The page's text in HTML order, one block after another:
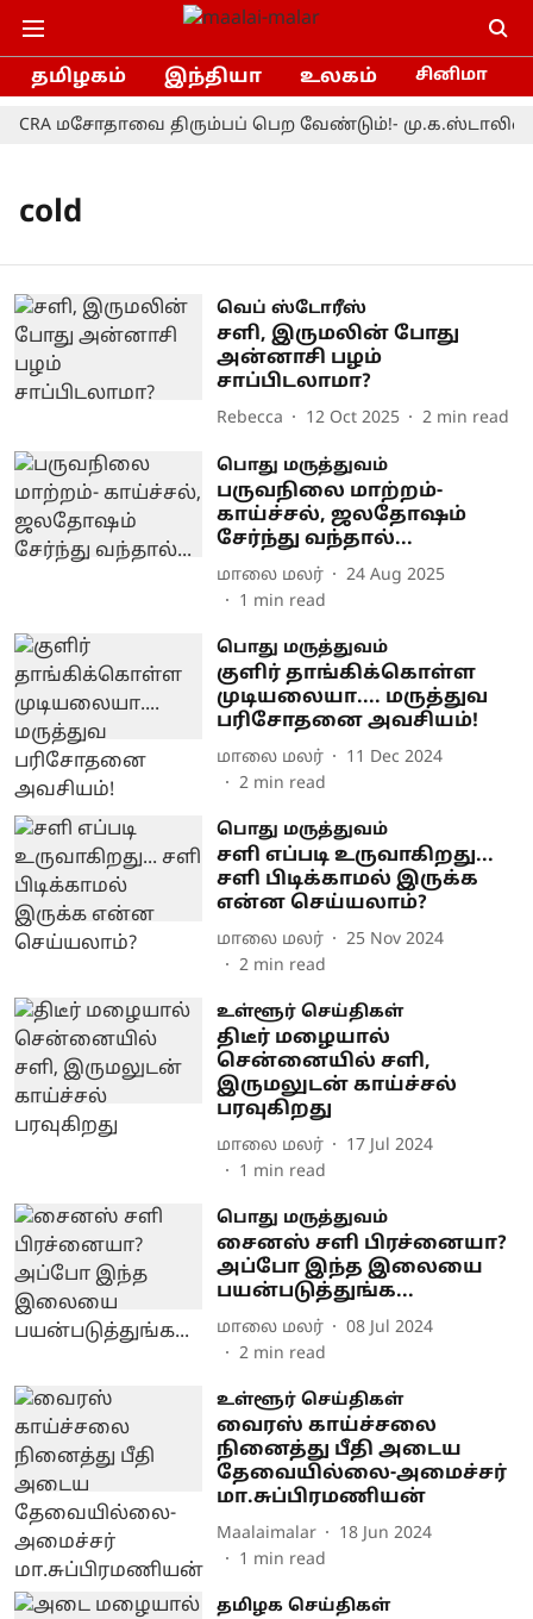
தமிழகம் இந்தியா உலகம் சினிமா
மசோதாவை திரும்பப் பெற வேண்டும்!- மு.க.ஸ்டாலின்
cold
வெப் ஸ்டோரீஸ்
சளி, இருமலின் போது
அன்னாசி பழம்
சாப்பிடலாமா?
Rebecca 12 Oct 2025 2 min read
பொது மருத்துவம்
பருவநிலை மாற்றம்-
காய்ச்சல், ஜலதோஷம்
சேர்ந்து வந்தால்...
மாலை மலர்
24 Aug 2025
1 min read
பொது மருத்துவம்
குளிர் தாங்கிக்கொள்ள
முடியலையா.... மருத்துவ
பரிசோதனை அவசியம்!
மாலை மலர்
11 Dec 2024
2 min read
பொது மருத்துவம்
சளி எப்படி உருவாகிறது...
சளி பிடிக்காமல் இருக்க
என்ன செய்யலாம்?
மாலை மலர்
25 Nov 2024
2 min read
உள்ளூர் செய்திகள்
திடீர் மழையால்
சென்னையில் சளி,
இருமலுடன் காய்ச்சல்
பரவுகிறது
மாலை மலர்
17 Jul 2024
1 min read
பொது மருத்துவம்
சைனஸ் சளி பிரச்னையா?
அப்போ இந்த இலையை
பயன்படுத்துங்க...
மாலை மலர்
08 Jul 2024
2 min read
உள்ளூர் செய்திகள்
வைரஸ் காய்ச்சலை
நினைத்து பீதி அடைய
தேவையில்லை-அமைச்சர்
மா.சுப்பிரமணியன்
Maalaimalar
18 Jun 2024
1 min read
தமிழக செய்திகள்